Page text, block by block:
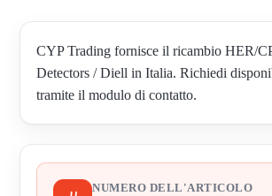
CYP Trading fornisce il ricambio HER/
Detectors / Diell in Italia. Richiedi
tramite il modulo di contatto.
NUMERO DELL'ARTICOLO